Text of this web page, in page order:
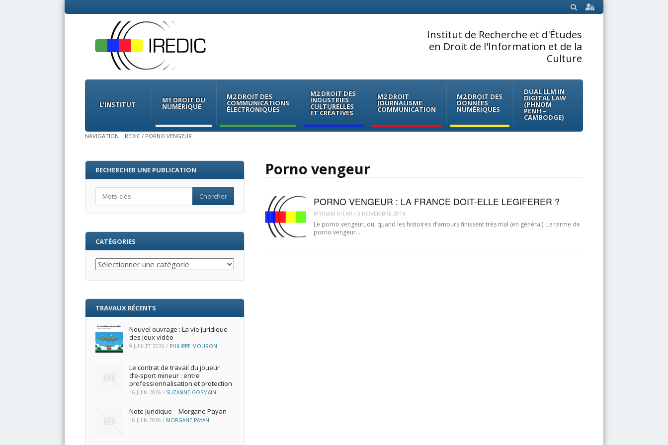
SEARCH
Institut de Recherche et d'Études
en Droit de l'Information et de la
Culture
Menu
Skip
contentL’INSTITUT M1 DROIT DU
NUMÉRIQUE
M2 DROIT DES
COMMUNICATIONS
ÉLECTRONIQUES
M2 DROIT DES
INDUSTRIES
CULTURELLES
ET CRÉATIVES
M2 DROIT
JOURNALISME
COMMUNICATION
M2 DROIT DES
DONNÉES
NUMÉRIQUES
DUAL LLM IN
DIGITAL LAW
(PHNOM
PENH –
CAMBODGE)
NAVIGATION : IREDIC / PORNO VENGEUR
Porno vengeur
PORNO VENGEUR : LA FRANCE DOIT-ELLE LEGIFERER ?
MYRIAM KITAR / 3 NOVEMBRE 2014
Le porno vengeur, ou, quand les histoires d’amours finissent très mal (en général). Le terme de
porno vengeur…
RECHERCHER UNE PUBLICATION
CATÉGORIES
Catégories
TRAVAUX RÉCENTS
Nouvel ouvrage : La vie juridique
des jeux vidéo
9 JUILLET 2026 / PHILIPPE MOURON
Le contrat de travail du joueur
d’e‑sport mineur : entre
professionnalisation et protection
16 JUIN 2026 / SUZANNE GOSMAIN
Note juridique – Morgane Payan
16 JUIN 2026 / MORGANE PAYAN